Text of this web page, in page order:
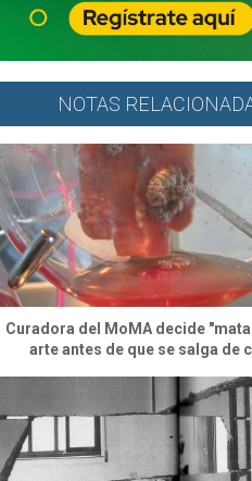
NOTAS
Curadora del MoMA decide
arte antes de que se salga de